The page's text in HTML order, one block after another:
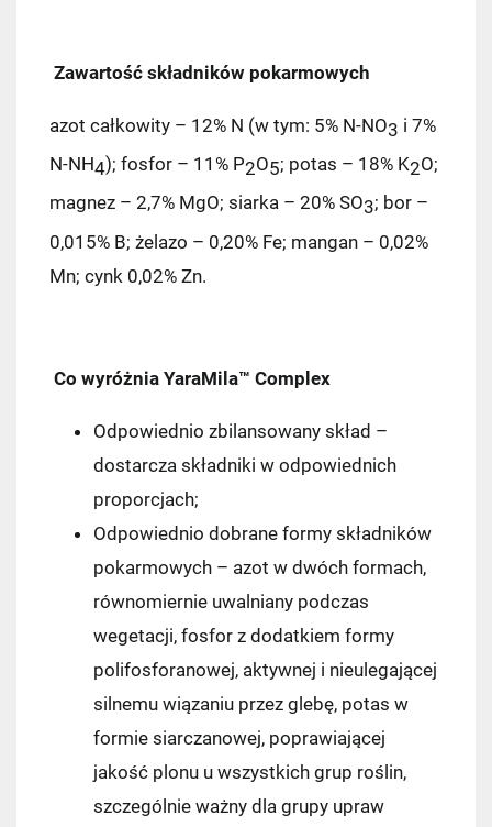
Zawartość składników pokarmowych
azot całkowity – 12% N (w tym: 5% N-NO3 i 7%
N-NH4); fosfor – 11% P2O5; potas – 18% K2O;
magnez – 2,7% MgO; siarka – 20% SO3; bor –
0,015% B; żelazo – 0,20% Fe; mangan – 0,02%
Mn; cynk 0,02% Zn.
Co wyróżnia YaraMila™ Complex
Odpowiednio zbilansowany skład –
dostarcza składniki w odpowiednich
proporcjach;
Odpowiednio dobrane formy składników
pokarmowych – azot w dwóch formach,
równomiernie uwalniany podczas
wegetacji, fosfor z dodatkiem formy
polifosforanowej, aktywnej i nieulegającej
silnemu wiązaniu przez glebę, potas w
formie siarczanowej, poprawiającej
jakość plonu u wszystkich grup roślin,
szczególnie ważny dla grupy upraw